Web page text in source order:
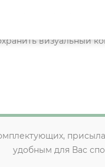
конденсатор,
установки. При
визуальный
удобным для Вас